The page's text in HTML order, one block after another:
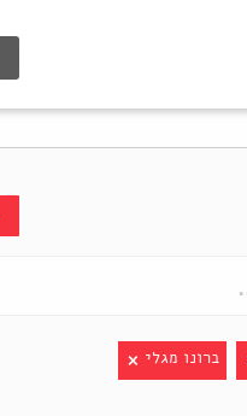
ברונו מגלי